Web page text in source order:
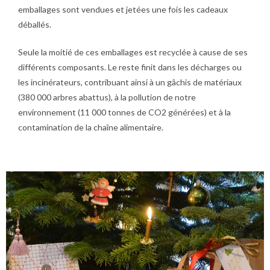
emballages sont vendues et jetées une fois les cadeaux
déballés.
Seule la moitié de ces emballages est recyclée à cause de ses
différents composants. Le reste finit dans les décharges ou
les incinérateurs, contribuant ainsi à un gâchis de matériaux
(380 000 arbres abattus), à la pollution de notre
environnement (11 000 tonnes de CO2 générées) et à la
contamination de la chaîne alimentaire.